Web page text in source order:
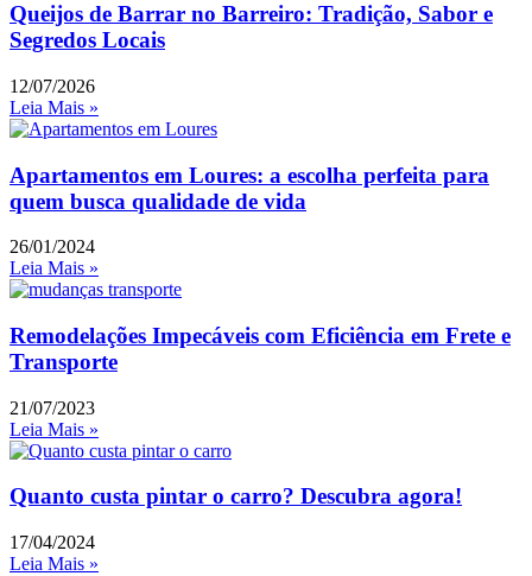
Queijos de Barrar no Barreiro: Tradição, Sabor e
Segredos Locais
12/07/2026
Leia Mais »
Apartamentos em Loures: a escolha perfeita para
quem busca qualidade de vida
26/01/2024
Leia Mais »
Remodelações Impecáveis com Eficiência em Frete e
Transporte
21/07/2023
Leia Mais »
Quanto custa pintar o carro? Descubra agora!
17/04/2024
Leia Mais »